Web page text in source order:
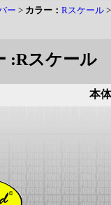
ー > カラー： Rスケール
:Rスケール
本